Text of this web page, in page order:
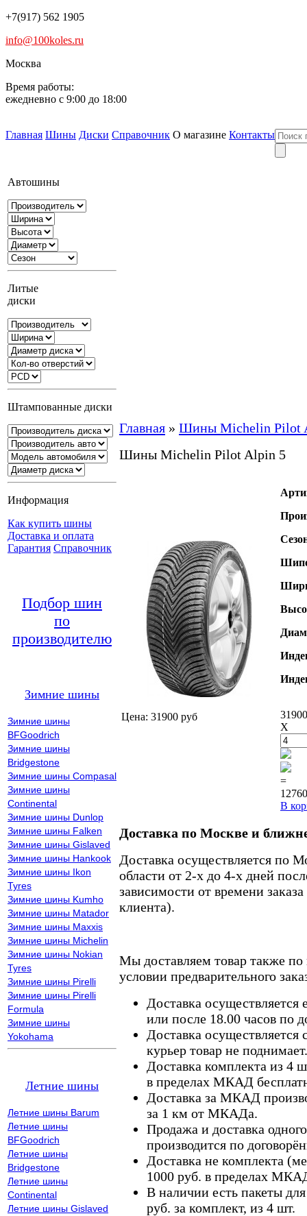
+7(917) 562 1905
info@100koles.ru
Москва
Время работы:
ежедневно с 9:00 до 18:00
Главная Шины Диски Справочник О магазине Контакты
Автошины
Литые
диски
Штампованные диски
Информация
Как купить шины
Доставка и оплата
Гарантия Справочник
Подбор шин
по
производителю
Зимние шины
Зимние шины
BFGoodrich
Зимние шины
Bridgestone
Зимние шины Compasal
Зимние шины
Continental
Зимние шины Dunlop
Зимние шины Falken
Зимние шины Gislaved
Зимние шины Hankook
Зимние шины Ikon
Tyres
Зимние шины Kumho
Зимние шины Matador
Зимние шины Maxxis
Зимние шины Michelin
Зимние шины Nokian
Tyres
Зимние шины Pirelli
Зимние шины Pirelli
Formula
Зимние шины
Yokohama
Летние шины
Летние шины Barum
Летние шины
BFGoodrich
Летние шины
Bridgestone
Летние шины
Continental
Летние шины Gislaved
Главная » Шины Michelin Pilot
Шины Michelin Pilot Alpin 5
Цена: 31900 руб
X
=
В
Доставка по Москве и
Доставка осуществляется по
области от 2-х до 4-х дней
зависимости от времени
клиента).
Мы доставляем товар также
условии предварительного
Доставка осуществляется
или после 18.00 часов по
Доставка осуществляется
курьер товар не поднимает.
Доставка комплекта из 4
в пределах МКАД
Доставка за МКАД
за 1 км от МКАДа.
Продажа и доставка
производится по
Доставка не комплекта
1000 руб. в пределах
В наличии есть пакеты
руб. за комплект, из 4 шт.